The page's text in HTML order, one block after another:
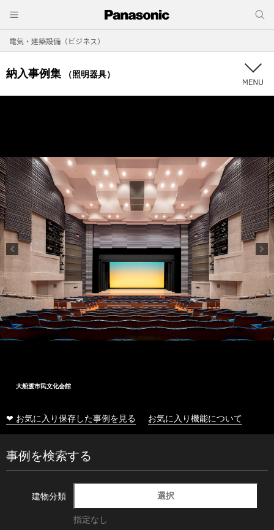
電気・建築設備（ビジネス）
納入事例集 （照明器具）
大船渡市民文化会館
❤ お気に入り保存した事例を見る お気に入り機能について
事例を検索する
建物分類 選択
指定なし